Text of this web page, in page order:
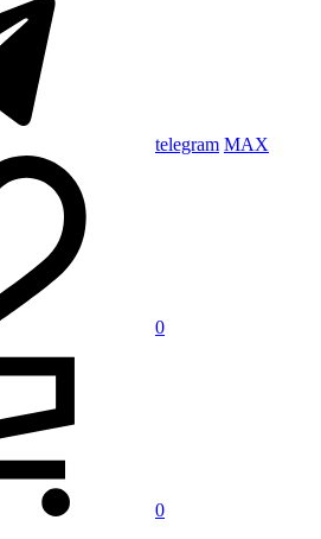
telegram MAX
0
0